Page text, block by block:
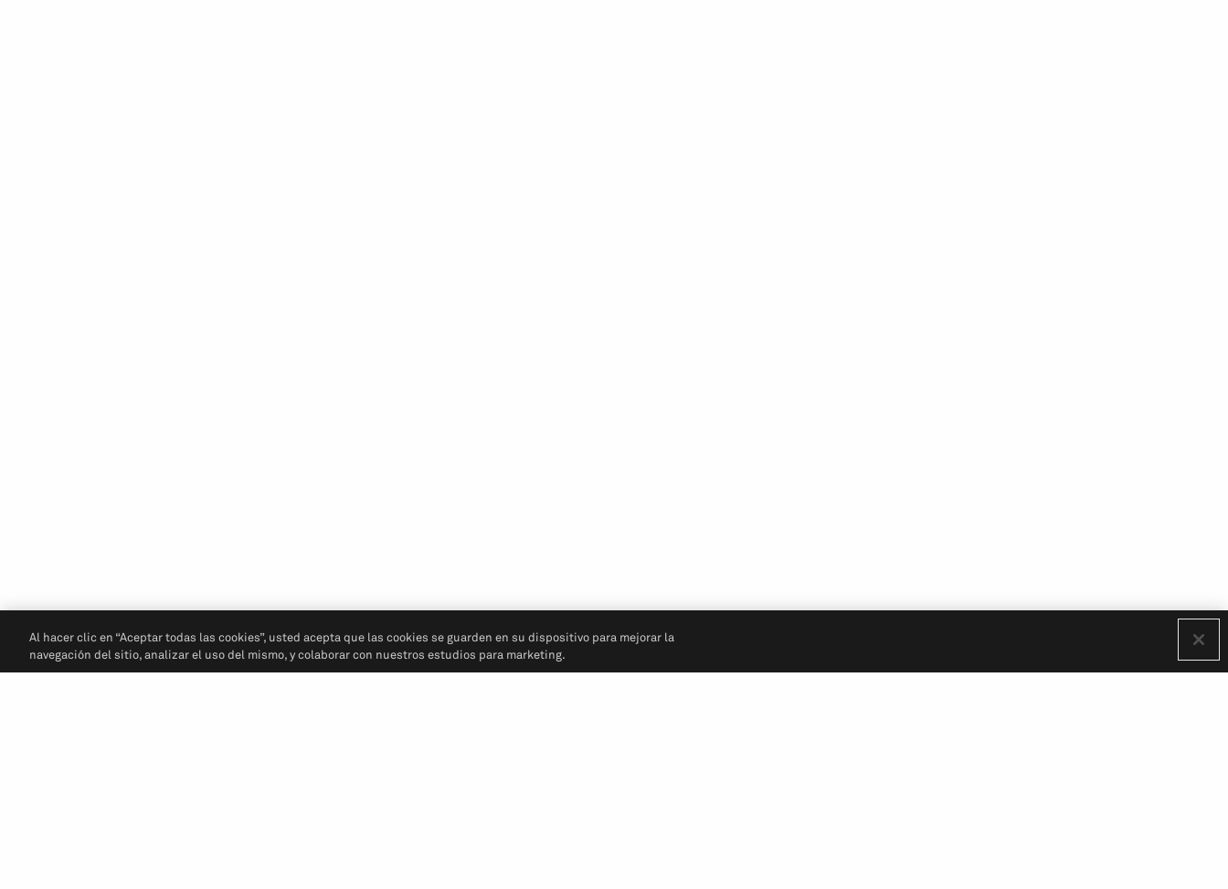
Al hacer clic en “Aceptar todas las cookies”, usted acepta que las cookies se guarden en su dispositivo para mejorar la
navegación del sitio, analizar el uso del mismo, y colaborar con nuestros estudios para marketing.